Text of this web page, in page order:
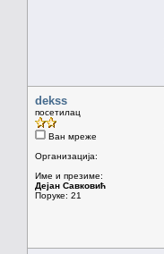
dekss
посетилац
Ван мреже
Организација:
Име и презиме:
Дејан Савковић
Поруке: 21